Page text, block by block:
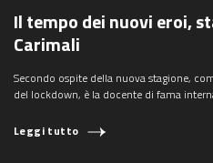
Il tempo dei nuovi eroi,
Carimali
Secondo ospite della nuova stagione,
del lockdown, è la docente di fama
Leggi tutto